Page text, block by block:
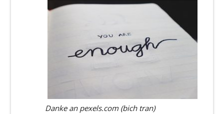
Danke an pexels.com (bich tran)